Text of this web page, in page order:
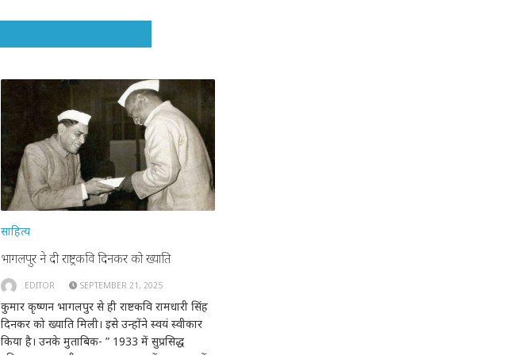
साहित्य
भागलपुर ने दी राष्ट्रकवि दिनकर को ख्याति
EDITOR SEPTEMBER 21, 2025
कुमार कृष्णन भागलपुर से ही राष्टकवि रामधारी सिंह
दिनकर को ख्याति मिली। इसे उन्होंने स्वयं स्वीकार
किया है। उनके मुताबिक- ” 1933 में सुप्रसिद्ध